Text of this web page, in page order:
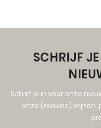
SCHRIJF
Schrijf je in voor onze
onze (nieuwe)